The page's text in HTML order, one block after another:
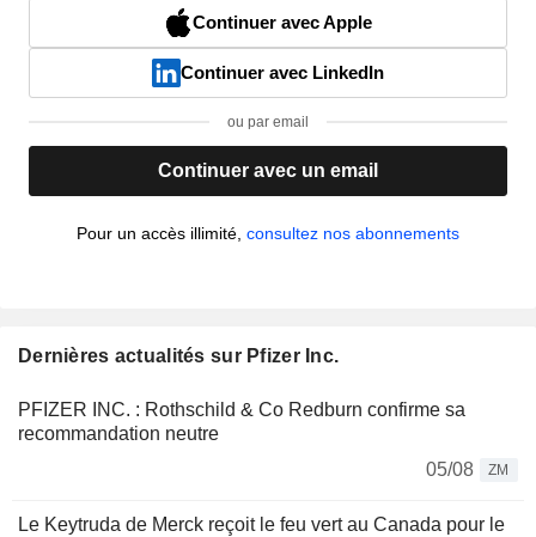
Continuer avec Apple
Continuer avec LinkedIn
ou par email
Continuer avec un email
Pour un accès illimité, consultez nos abonnements
Dernières actualités sur Pfizer Inc.
PFIZER INC. : Rothschild & Co Redburn confirme sa
recommandation neutre
05/08
ZM
Le Keytruda de Merck reçoit le feu vert au Canada pour le